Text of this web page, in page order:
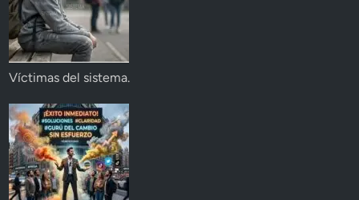
Víctimas del sistema.